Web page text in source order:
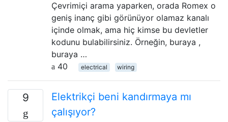
Çevrimiçi arama yaparken, orada Romex o
geniş inanç gibi görünüyor olamaz kanalı
içinde olmak, ama hiç kimse bu devletler
kodunu bulabilirsiniz. Örneğin, buraya ,
buraya …
40
electrical wiring
9
Elektrikçi beni kandırmaya mı
çalışıyor?